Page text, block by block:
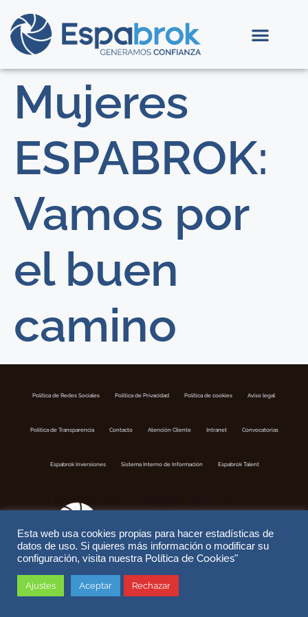
Mujeres
ESPABROK:
Vamos por
el buen
camino
Política de Redes Sociales Politica de Privacidad Política de cookies Aviso legal
Política de Transparencia Contacto Atención Cliente Intranet Convocatorias
Espabrok Inversiones Sistema Interno de Información Espabrok Talent
Esta web usa cookies propias para hacer estadísticas de
datos de uso. Si quieres más información o modificar su
configuración, visita nuestra Política de Cookies"
Ajustes Aceptar Rechazar